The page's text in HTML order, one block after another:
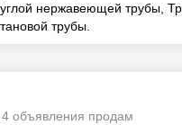
нержавеющей трубы,
трубы.
4 объявления продам